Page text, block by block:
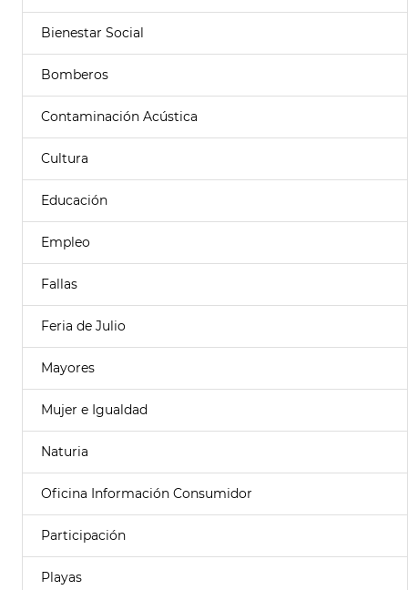
Bienestar Social
Bomberos
Contaminación Acústica
Cultura
Educación
Empleo
Fallas
Feria de Julio
Mayores
Mujer e Igualdad
Naturia
Oficina Información Consumidor
Participación
Playas